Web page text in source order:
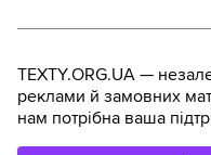
TEXTY.ORG.UA —
реклами й замовних
нам потрібна ваша